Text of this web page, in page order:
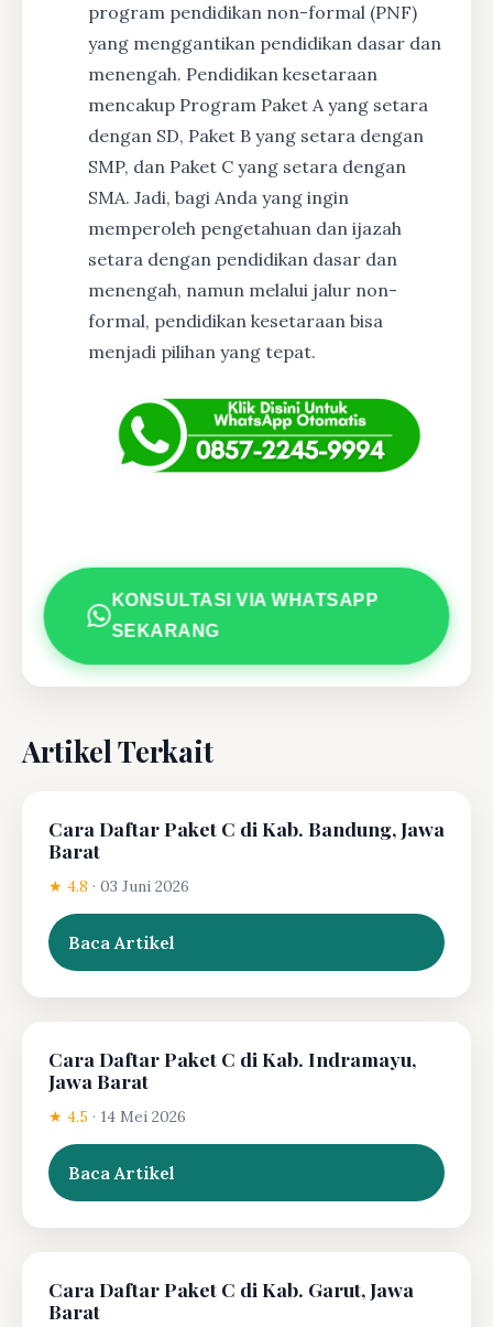
program pendidikan non-formal (PNF)
yang menggantikan pendidikan dasar dan
menengah. Pendidikan kesetaraan
mencakup Program Paket A yang setara
dengan SD, Paket B yang setara dengan
SMP, dan Paket C yang setara dengan
SMA. Jadi, bagi Anda yang ingin
memperoleh pengetahuan dan ijazah
setara dengan pendidikan dasar dan
menengah, namun melalui jalur non-
formal, pendidikan kesetaraan bisa
menjadi pilihan yang tepat.
KONSULTASI VIA WHATSAPP
SEKARANG
Artikel Terkait
Cara Daftar Paket C di Kab. Bandung, Jawa
Barat
★ 4.8 · 03 Juni 2026
Baca Artikel
Cara Daftar Paket C di Kab. Indramayu,
Jawa Barat
★ 4.5 · 14 Mei 2026
Baca Artikel
Cara Daftar Paket C di Kab. Garut, Jawa
Barat